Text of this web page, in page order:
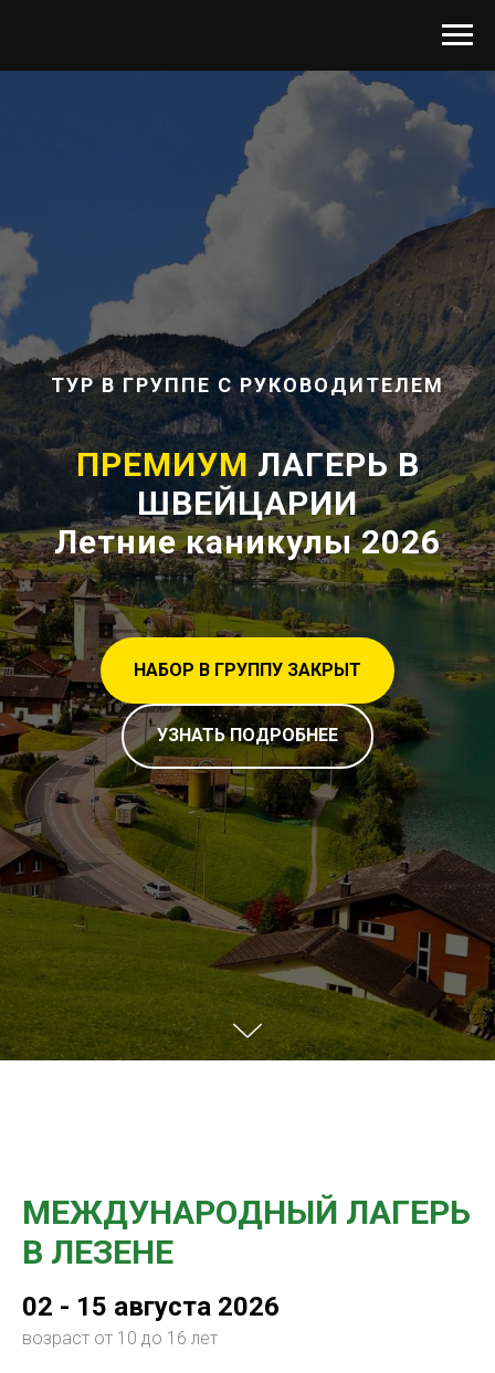
ТУР В ГРУППЕ С РУКОВОДИТЕЛЕМ
ПРЕМИУМЛАГЕРЬ В
ШВЕЙЦАРИИ
Летние каникулы 2026
НАБОР В ГРУППУ ЗАКРЫТ
УЗНАТЬ ПОДРОБНЕЕ
МЕЖДУНАРОДНЫЙ ЛАГЕРЬ
В ЛЕЗЕНЕ
02 - 15 августа 2026
возраст от 10 до 16 лет